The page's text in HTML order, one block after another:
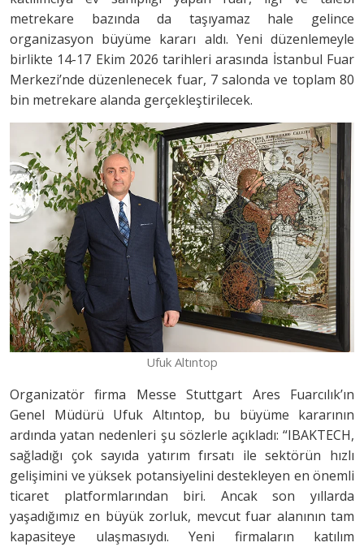
metrekare bazında da taşıyamaz hale gelince
organizasyon büyüme kararı aldı. Yeni düzenlemeyle
birlikte 14-17 Ekim 2026 tarihleri arasında İstanbul Fuar
Merkezi’nde düzenlenecek fuar, 7 salonda ve toplam 80
bin metrekare alanda gerçekleştirilecek.
Ufuk Altıntop
Organizatör firma Messe Stuttgart Ares Fuarcılık’ın
Genel Müdürü Ufuk Altıntop, bu büyüme kararının
ardında yatan nedenleri şu sözlerle açıkladı: “IBAKTECH,
sağladığı çok sayıda yatırım fırsatı ile sektörün hızlı
gelişimini ve yüksek potansiyelini destekleyen en önemli
ticaret platformlarından biri. Ancak son yıllarda
yaşadığımız en büyük zorluk, mevcut fuar alanının tam
kapasiteye ulaşmasıydı. Yeni firmaların katılım